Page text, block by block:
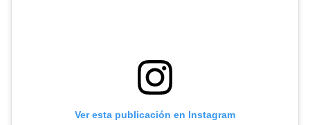
Ver esta publicación en Instagram